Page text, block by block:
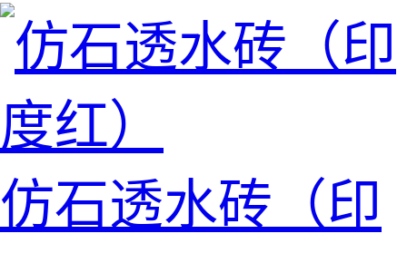
仿石透水砖（印